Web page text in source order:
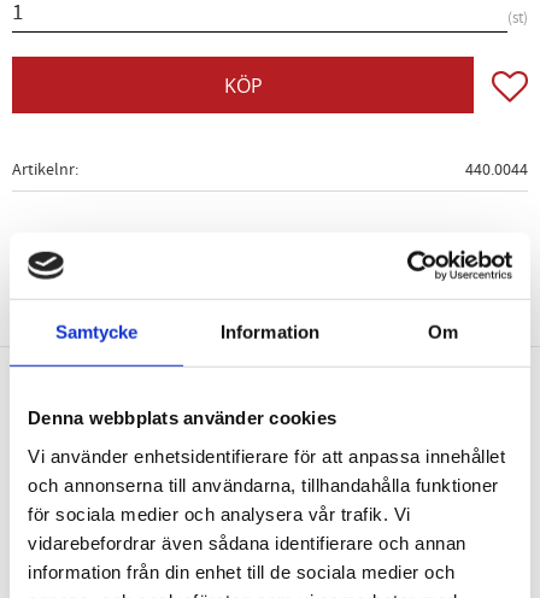
Samtycke Information Om
Denna webbplats använder cookies
Vi använder enhetsidentifierare för att anpassa innehållet
och annonserna till användarna, tillhandahålla funktioner
för sociala medier och analysera vår trafik. Vi
vidarebefordrar även sådana identifierare och annan
information från din enhet till de sociala medier och
st
KÖP
Artikelnr 440.0044
Nyhetsbrev
PRENUMERERA